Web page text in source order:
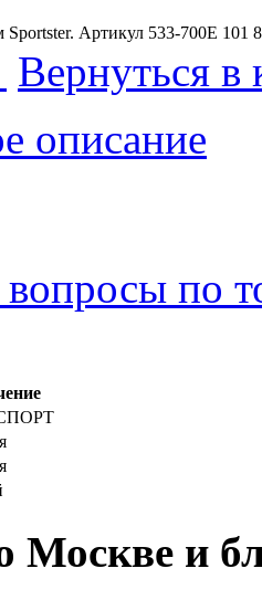
Sportster. Артикул 533-700E 101
Вернуться в
описание
по
Москве и